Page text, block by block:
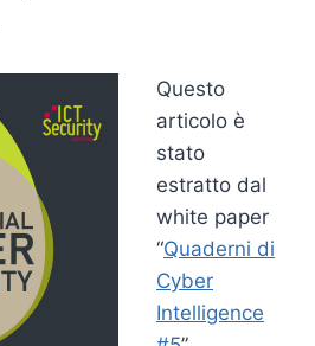
Questo
articolo è
stato
estratto dal
white paper
“Quaderni di
Cyber
Intelligence